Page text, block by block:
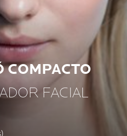
COMPACTO
FACIAL